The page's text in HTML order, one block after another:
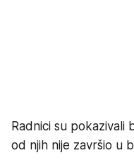
Radnici su pokazivali
od njih nije završio u